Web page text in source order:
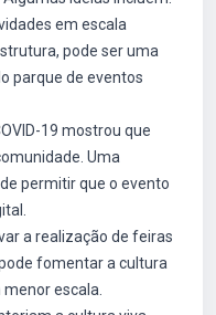
em escala
pode ser uma
parque de eventos
19 mostrou que
Uma
permitir que o evento
a realização de feiras
fomentar a cultura
escala.